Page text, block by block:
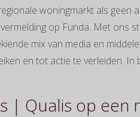
woningmarkt als geen
op Funda. Met ons
mix van media en
en tot actie te verleiden. In
| Qualis op een